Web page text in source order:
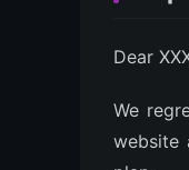
Dear
We
website